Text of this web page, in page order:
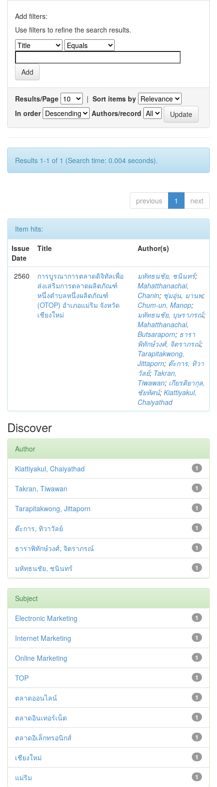
Add filters:
Use filters to refine the search results.
Results/Page | Sort items by
In order
Authors/record
Results 1-1 of 1 (Search time: 0.004 seconds).
previous 1 next
Item hits:
Issue
Date
Title Author(s)
2560
การบูรณาการตลาดดิจิทัลเพื่อ
ส่งเสริมการตลาดผลิตภัณฑ์
หนึ่งตำบลหนึ่งผลิตภัณฑ์
(OTOP) อำเภอแม่ริม จังหวัด
เชียงใหม่
มหัทธนชัย, ชนินทร์;
Mahatthanachai,
Chanin; ชุ่มอุ่น, มานพ;
Chum-un, Manop;
มหัทธนชัย, บุษราภรณ์;
Mahatthanachai,
Butsaraporn; ธารา
พิทักษ์วงศ์, จิตราภรณ์;
Tarapitakwong,
Jittaporn; ต๊ะการ, ทิวา
วัลย์; Takran,
Tiwawan; เกียรติยากุล,
ชัยทัศน์; Kiattiyakul,
Chaiyathad
Discover
Author
1
Kiattiyakul, Chaiyathad
1
Takran, Tiwawan
1
Tarapitakwong, Jittaporn
1
ต๊ะการ, ทิวาวัลย์
1
ธาราพิทักษ์วงศ์, จิตราภรณ์
1
มหัทธนชัย, ชนินทร์
Subject
1
Electronic Marketing
1
Internet Marketing
1
Online Marketing
1
TOP
1
ตลาดออนไลน์
1
ตลาดอินเทอร์เน็ต
1
ตลาดอิเล็กทรอนิกส์
1
เชียงใหม่
1
แม่ริม